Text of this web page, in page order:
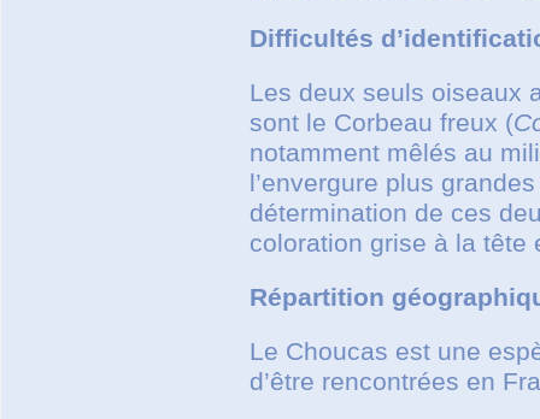
Difficultés
Les deux seuls oiseaux
sont le Corbeau freux (
notamment mêlés au
l’envergure plus
détermination de ces
coloration grise à la tête
Répartition
Le Choucas est une
d’être rencontrées en